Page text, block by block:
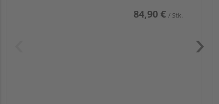
84,90 € / Stk.